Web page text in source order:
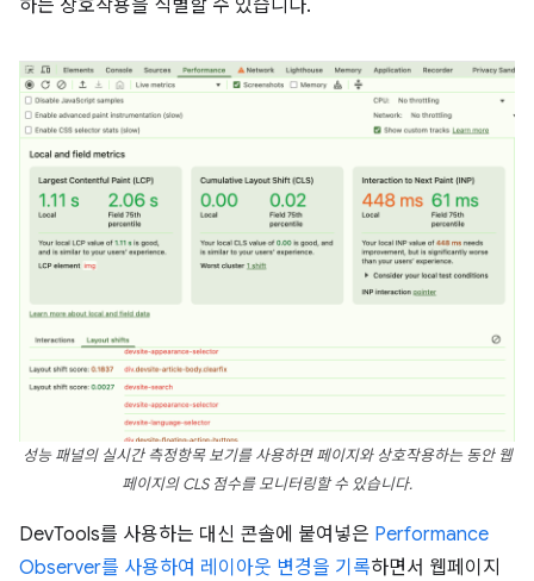
하는 상호작용을 식별할 수 있습니다.
성능 패널의 실시간 측정항목 보기를 사용하면 페이지와 상호작용하는 동안 웹
페이지의 CLS 점수를 모니터링할 수 있습니다.
DevTools를 사용하는 대신 콘솔에 붙여넣은 Performance
Observer를 사용하여 레이아웃 변경을 기록하면서 웹페이지